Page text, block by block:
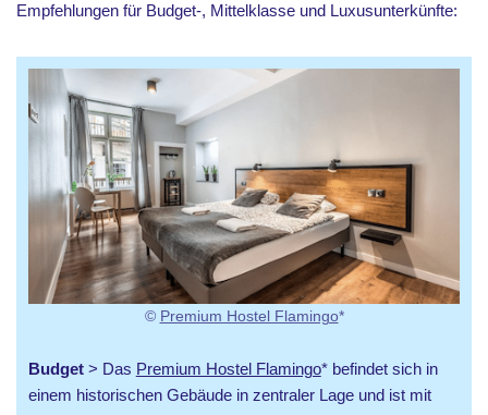
Empfehlungen für Budget-, Mittelklasse und Luxusunterkünfte:
© Premium Hostel Flamingo*
Budget> Das Premium Hostel Flamingo* befindet sich in
einem historischen Gebäude in zentraler Lage und ist mit